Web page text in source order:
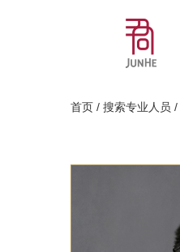
首页 / 搜索专业人员 /